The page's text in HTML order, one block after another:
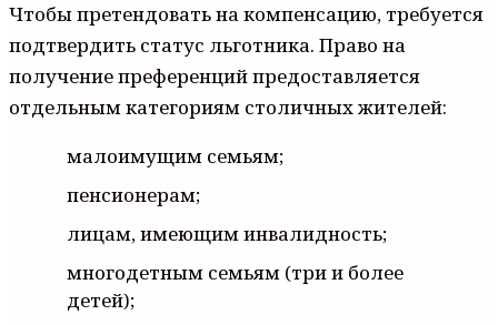
Чтобы претендовать на компенсацию, требуется
подтвердить статус льготника. Право на
получение преференций предоставляется
отдельным категориям столичных жителей:
малоимущим семьям;
пенсионерам;
лицам, имеющим инвалидность;
многодетным семьям (три и более
детей);